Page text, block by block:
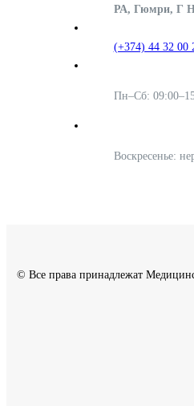
РА, Гюмри, Г
(+374) 44 32 00
Пн–Сб:
Воскресенье:
© Все права принадлежат